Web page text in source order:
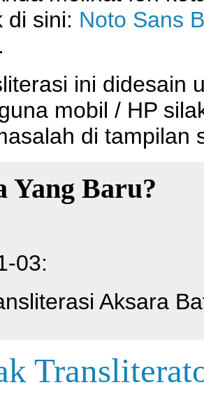
di sini: Noto Sans
ini didesain
mobil / HP
di tampilan
Yang Baru?
03:
Aksara